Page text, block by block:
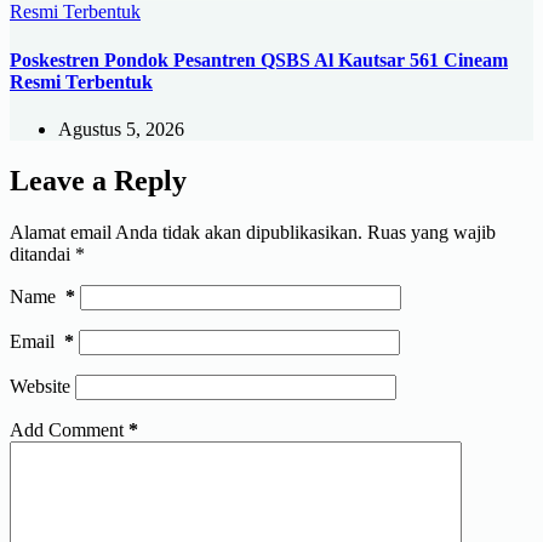
Poskestren Pondok Pesantren QSBS Al Kautsar 561 Cineam
Resmi Terbentuk
Agustus 5, 2026
Leave a Reply
Alamat email Anda tidak akan dipublikasikan. Ruas yang wajib
ditandai *
Name *
Email *
Website
Add Comment *